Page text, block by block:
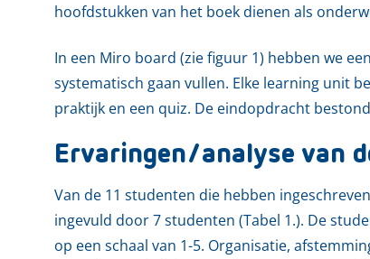
hoofdstukken van het boek dienen als
In een Miro board (zie figuur 1) hebben we
systematisch gaan vullen. Elke learning unit
praktijk en een quiz. De eindopdracht
Ervaringen/analyse van
Van de 11 studenten die hebben
ingevuld door 7 studenten (Tabel 1.). De
op een schaal van 1-5. Organisatie,